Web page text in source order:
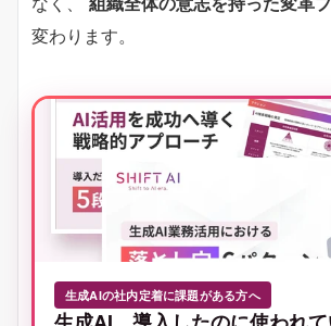
変わります。
生成AIの社内定着に課題がある方へ